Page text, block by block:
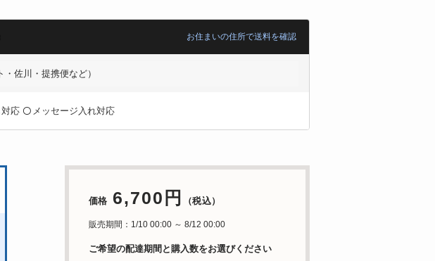
お住まいの住所で送料を確認
佐川・提携便など）
応 〇 メッセージ入れ対応
価格 6,700円 （税込）
販売期間：1/10 00:00 ～ 8/12 00:00
ご希望の配達期間と購入数をお選びください